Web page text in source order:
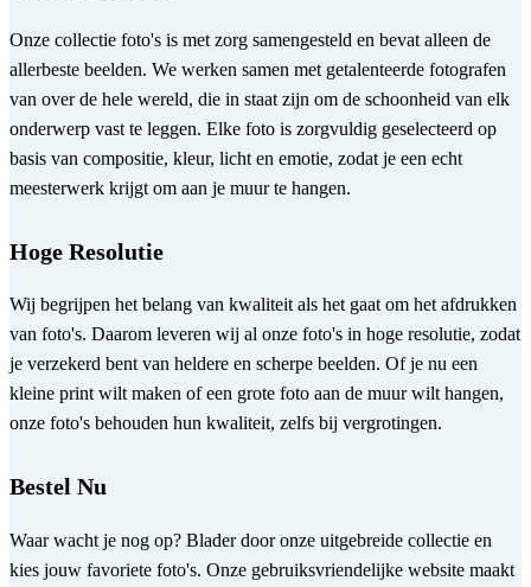
Onze collectie foto's is met zorg samengesteld en bevat alleen de
allerbeste beelden. We werken samen met getalenteerde fotografen
van over de hele wereld, die in staat zijn om de schoonheid van elk
onderwerp vast te leggen. Elke foto is zorgvuldig geselecteerd op
basis van compositie, kleur, licht en emotie, zodat je een echt
meesterwerk krijgt om aan je muur te hangen.
Hoge Resolutie
Wij begrijpen het belang van kwaliteit als het gaat om het afdrukken
van foto's. Daarom leveren wij al onze foto's in hoge resolutie, zodat
je verzekerd bent van heldere en scherpe beelden. Of je nu een
kleine print wilt maken of een grote foto aan de muur wilt hangen,
onze foto's behouden hun kwaliteit, zelfs bij vergrotingen.
Bestel Nu
Waar wacht je nog op? Blader door onze uitgebreide collectie en
kies jouw favoriete foto's. Onze gebruiksvriendelijke website maakt